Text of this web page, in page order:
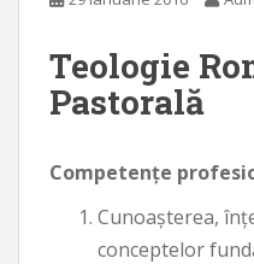
Teologie
Pastorală
Competenţe
Cunoaşterea,
conceptelor